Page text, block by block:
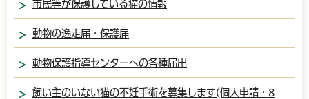
市民等が保護している猫の情報
動物の逸走届・保護届
動物保護指導センターへの各種届出
飼い主のいない猫の不妊手術を募集します(個人申請・8